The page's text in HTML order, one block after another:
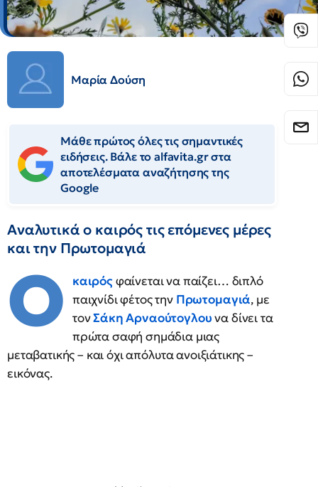
Μαρία Δούση
Μάθε πρώτος όλες τις σημαντικές
ειδήσεις. Βάλε το alfavita.gr στα
αποτελέσματα αναζήτησης της
Google
Αναλυτικά ο καιρός τις επόμενες μέρες
και την Πρωτομαγιά
Ο καιρόςφαίνεται να παίζει… διπλό
παιχνίδι φέτος την Πρωτομαγιά, με
τονΣάκη Αρναούτογλουνα δίνει τα
πρώτα σαφή σημάδια μιας
μεταβατικής – και όχι απόλυτα ανοιξιάτικης –
εικόνας.